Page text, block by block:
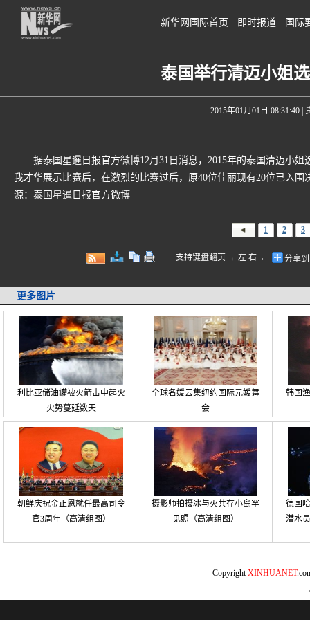
新华网国际首页 即时报道 国际
泰国举行清迈小姐
2015年01月01日 08:31:40|
据泰国星暹日报官方微博12月31日消息，2015年的泰国清迈小姐
我才华展示比赛后，在激烈的比赛过后，原40位佳丽现有20位已入
源：泰国星暹日报官方微博
1 2 3
支持键盘翻页 ←左 右→ 分享
更多图片
利比亚储油罐被火箭击中起火
火势蔓延数天
全球名媛云集纽约国际元媛舞
会
韩国
朝鲜庆祝金正恩就任最高司令
官3周年（高清组图）
摄影师拍摄冰与火共存小岛罕
见照（高清组图）
德国
潜水
CopyrightXINHUANET